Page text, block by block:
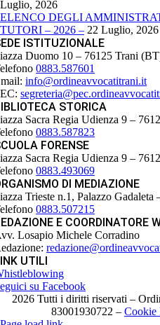
Luglio, 2026
ELENCO DEGLI
TUTORI – 2026 – 22 Luglio, 2026
ISTITUZIONALE
Duomo 10 – 76125 Trani
0883.587601
info@ordineavvocatitrani.it
STORICA
Sacra Regia Udienza 9 –
0883.587823
FORENSE
Sacra Regia Udienza 9 –
0883.493069
DI MEDIAZIONE
Trieste n.1, Palazzo
0883.507215
E COORDINATORE
Losapio Michele Corradino
UTILI
su Facebook
2026 Tutti i diritti riservati –
83001930722 – Cookie